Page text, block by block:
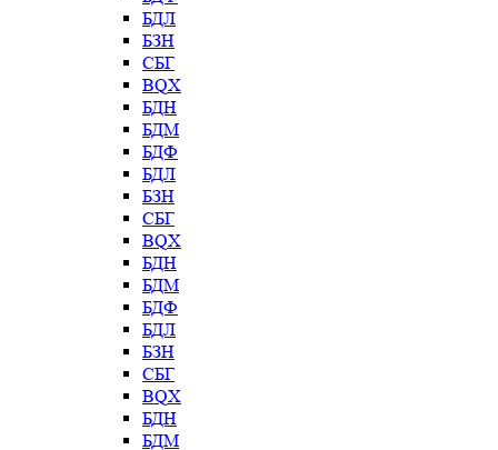
БДЛ
БЗН
СБГ
BQX
БДН
БДМ
БДФ
БДЛ
БЗН
СБГ
BQX
БДН
БДМ
БДФ
БДЛ
БЗН
СБГ
BQX
БДН
БДМ